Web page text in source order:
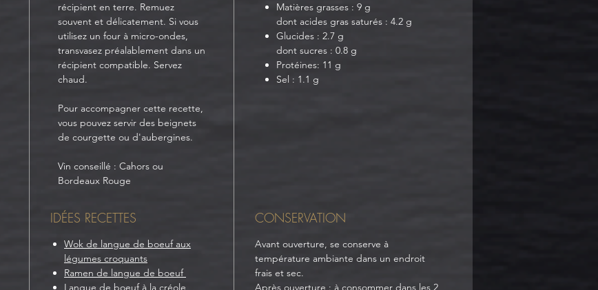
récipient en terre. Remuez
souvent et délicatement. Si vous
utilisez un four à micro-ondes,
transvasez préalablement dans un
récipient compatible. Servez
chaud.
Pour accompagner cette recette,
vous pouvez servir des beignets
de courgette ou d'aubergines.
Vin conseillé : Cahors ou
Bordeaux Rouge
Matières grasses : 9 g
dont acides gras saturés : 4.2 g
Glucides : 2.7 g
dont sucres : 0.8 g
Protéines: 11 g
Sel : 1.1 g
IDÉES RECETTES
Wok de langue de boeuf aux
légumes croquants
Ramen de langue de boeuf
Langue de boeuf à la créole
CONSERVATION
Avant ouverture, se conserve à
température ambiante dans un endroit
frais et sec.
Après ouverture : à consommer dans les 2